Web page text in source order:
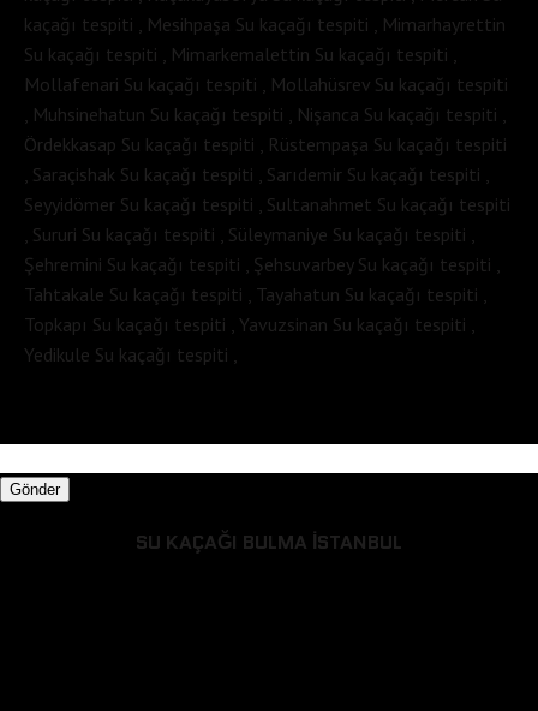
kaçağı tespiti , Mesihpaşa Su kaçağı tespiti , Mimarhayrettin
Su kaçağı tespiti , Mimarkemalettin Su kaçağı tespiti ,
Mollafenari Su kaçağı tespiti , Mollahüsrev Su kaçağı tespiti
, Muhsinehatun Su kaçağı tespiti , Nişanca Su kaçağı tespiti ,
Ördekkasap Su kaçağı tespiti , Rüstempaşa Su kaçağı tespiti
, Saraçishak Su kaçağı tespiti , Sarıdemir Su kaçağı tespiti ,
Seyyidömer Su kaçağı tespiti , Sultanahmet Su kaçağı tespiti
, Sururi Su kaçağı tespiti , Süleymaniye Su kaçağı tespiti ,
Şehremini Su kaçağı tespiti , Şehsuvarbey Su kaçağı tespiti ,
Tahtakale Su kaçağı tespiti , Tayahatun Su kaçağı tespiti ,
Topkapı Su kaçağı tespiti , Yavuzsinan Su kaçağı tespiti ,
Yedikule Su kaçağı tespiti ,
Gönder
SU KAÇAĞI BULMA İSTANBUL